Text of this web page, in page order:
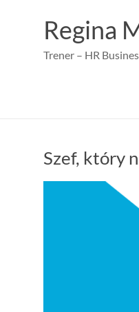
Regina
Trener – HR
Szef, który